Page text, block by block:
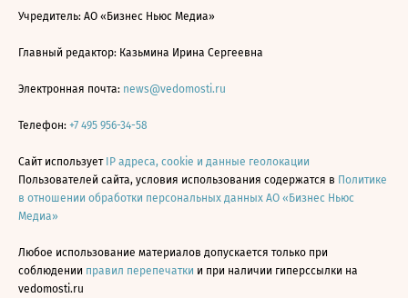
Учредитель: АО «Бизнес Ньюс Медиа»
Главный редактор: Казьмина Ирина Сергеевна
Электронная почта: news@vedomosti.ru
Телефон: +7 495 956-34-58
Сайт использует IP адреса, cookie и данные геолокации
Пользователей сайта, условия использования содержатся в Политике
в отношении обработки персональных данных АО «Бизнес Ньюс
Медиа»
Любое использование материалов допускается только при
соблюдении правил перепечатки и при наличии гиперссылки на
vedomosti.ru